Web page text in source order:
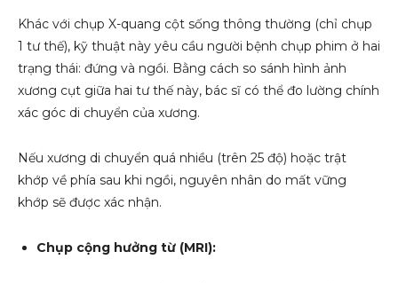
Khác với chụp X-quang cột sống thông thường (chỉ chụp
1 tư thế), kỹ thuật này yêu cầu người bệnh chụp phim ở hai
trạng thái: đứng và ngồi. Bằng cách so sánh hình ảnh
xương cụt giữa hai tư thế này, bác sĩ có thể đo lường chính
xác góc di chuyển của xương.
Nếu xương di chuyển quá nhiều (trên 25 độ) hoặc trật
khớp về phía sau khi ngồi, nguyên nhân do mất vững
khớp sẽ được xác nhận.
Chụp cộng hưởng từ (MRI):